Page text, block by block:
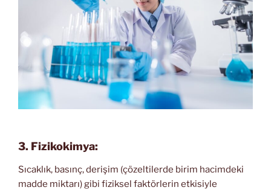
3. Fizikokimya:
Sıcaklık, basınç, derişim (çözeltilerde birim hacimdeki
madde miktarı) gibi fiziksel faktörlerin etkisiyle